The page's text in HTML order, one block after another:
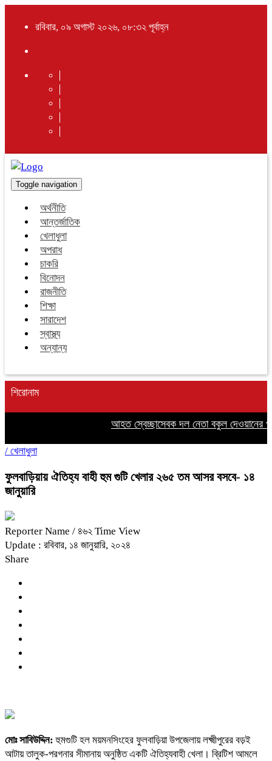
রবিবার, ০৯ অগাস্ট ২০২৬, ০৮:৩২ পূর্বাহ্ন
Toggle navigation
অর্থনীতি
আন্তর্জাতিক
খেলাধুলা
অপরাধ
চাকরি
বিনোদন
রাজনীতি
শিক্ষা
সারাদেশ
স্বাস্থ্য
অন্যান্য
শিরোনাম
আহত স্বেচ্ছাসেবক দল নেতা বকুল দেওয়ানের
/ খেলাধুলা
ফুলবাড়িয়ায় ঐতিহ্য বাহী হুম গুটি খেলার ২৬৫ তম আসর বসবে- ১৪
জানুয়ারি
Reporter Name / ৪৬২ Time View
Update : রবিবার, ১৪ জানুয়ারি, ২০২৪
Share
মোঃ সাবিউদ্দিন:হুমগুটি হল ময়মনসিংহের ফুলবাড়িয়া উপজেলায় লক্ষ্মীপুরের বড়ই
আটায় তালুক-পরগনার সীমানায় অনুষ্ঠিত একটি ঐতিহ্যবাহী খেলা। ব্রিটিশ আমলে